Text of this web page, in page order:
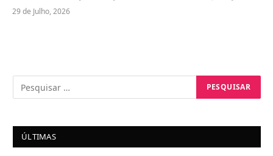
29 de Julho, 2026
ÚLTIMAS